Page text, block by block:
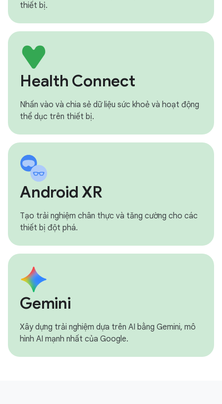
thiết bị.
Health Connect
Nhấn vào và chia sẻ dữ liệu sức khoẻ và hoạt động
thể dục trên thiết bị.
Android XR
Tạo trải nghiệm chân thực và tăng cường cho các
thiết bị đột phá.
Gemini
Xây dựng trải nghiệm dựa trên AI bằng Gemini, mô
hình AI mạnh nhất của Google.